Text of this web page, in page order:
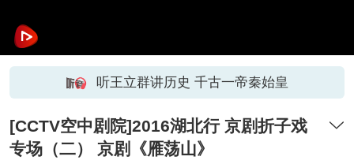
听王立群讲历史 千古一帝秦始皇
[CCTV空中剧院]2016湖北行 京剧折子戏
专场（二） 京剧《雁荡山》